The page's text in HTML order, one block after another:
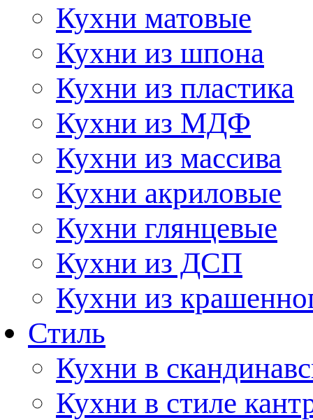
Кухни матовые
Кухни из шпона
Кухни из пластика
Кухни из МДФ
Кухни из массива
Кухни акриловые
Кухни глянцевые
Кухни из ДСП
Кухни из
Стиль
Кухни в
Кухни в стиле